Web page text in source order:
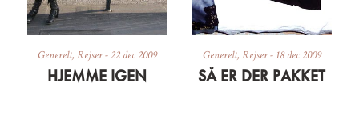
Generelt, Rejser-22 dec 2009
HJEMME IGEN
Generelt, Rejser- 18 dec 2009
SÅ ER DER PAKKET